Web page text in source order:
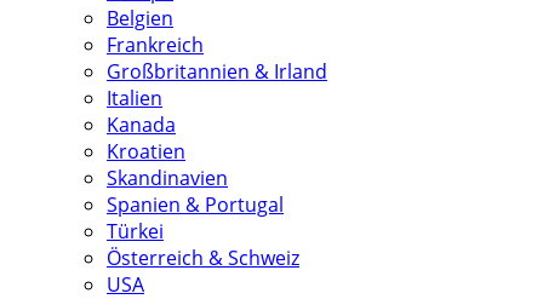
Belgien
Frankreich
Großbritannien & Irland
Italien
Kanada
Kroatien
Skandinavien
Spanien & Portugal
Türkei
Österreich & Schweiz
USA